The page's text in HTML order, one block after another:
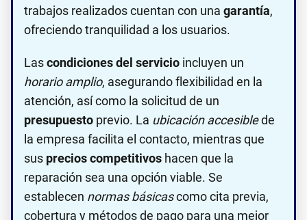
trabajos realizados cuentan con una garantía,
ofreciendo tranquilidad a los usuarios.
Lascondiciones del servicio incluyen un
horario amplio, asegurando flexibilidad en la
atención, así como la solicitud de un
presupuesto previo. La ubicación accesiblede
la empresa facilita el contacto, mientras que
sus precios competitivos hacen que la
reparación sea una opción viable. Se
establecen normas básicascomo cita previa,
cobertura y métodos de pago para una mejor